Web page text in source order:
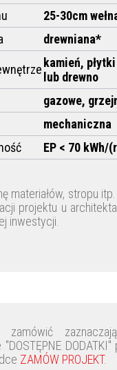
25-30cm
drewniana*
kamień,
lub drewno
gazowe,
mechaniczna
EP < 70 kWh/
materiałów, stropu
projektu u
inwestycji.
zamówić
ZAMÓW PROJEKT.